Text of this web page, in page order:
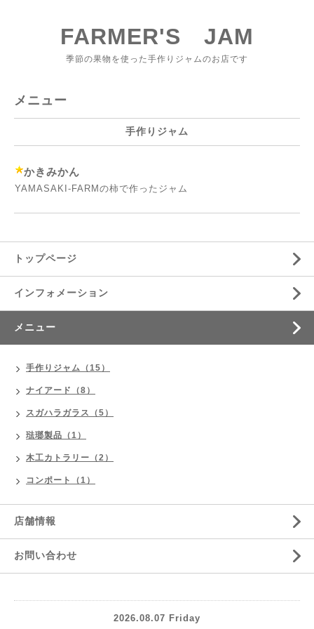
FARMER'S JAM
季節の果物を使った手作りジャムのお店です
メニュー
手作りジャム
かきみかん
YAMASAKI-FARMの柿で作ったジャム
トップページ
インフォメーション
メニュー
手作りジャム（15）
ナイアード（8）
スガハラガラス（5）
琺瑯製品（1）
木工カトラリー（2）
コンポート（1）
店舗情報
お問い合わせ
2026.08.07 Friday